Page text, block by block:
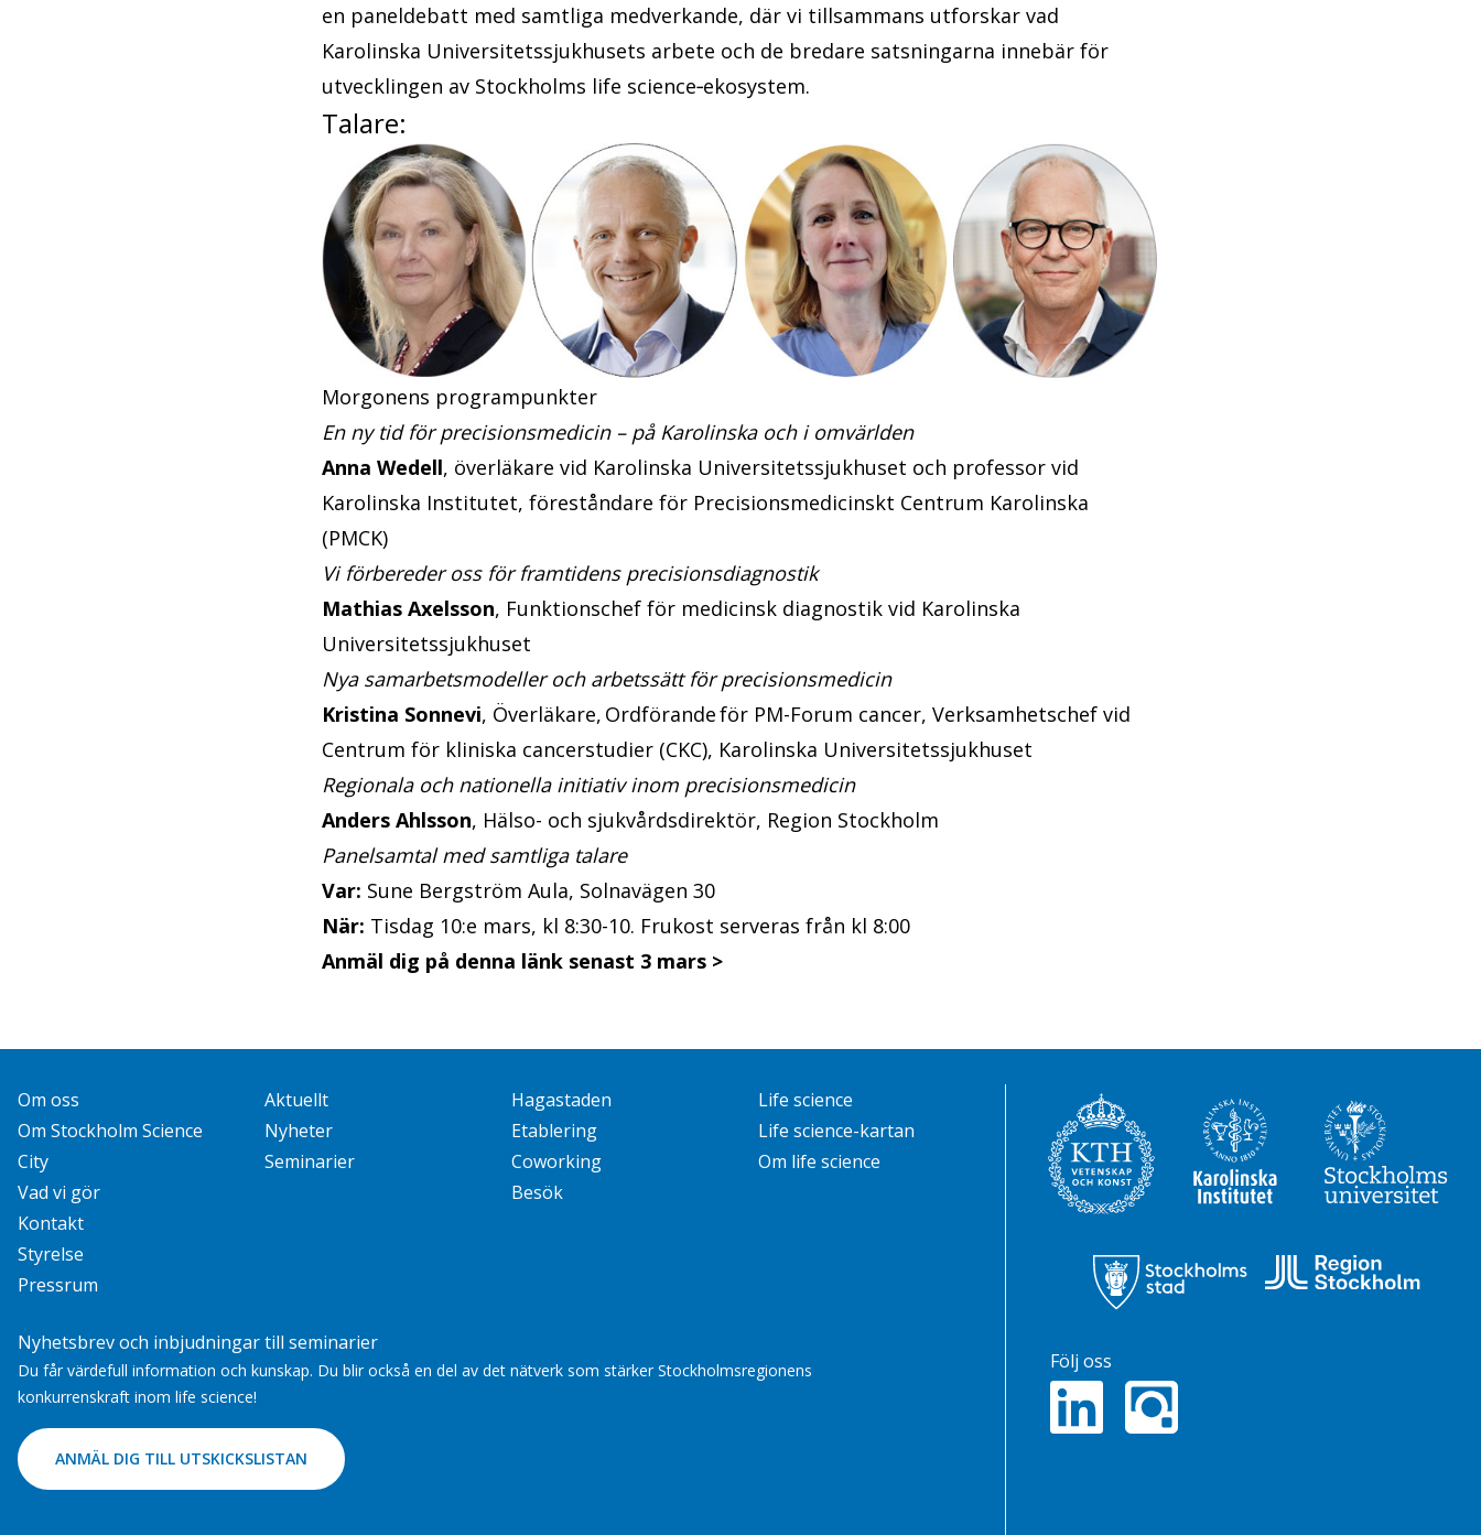
en paneldebatt med samtliga medverkande, där vi tillsammans utforskar vad
Karolinska Universitetssjukhusets arbete och de bredare satsningarna innebär för
utvecklingen av Stockholms life science‑ekosystem.
Talare:
Morgonens programpunkter
En ny tid för precisionsmedicin – på Karolinska och i omvärlden
Anna Wedell, överläkare vid Karolinska Universitetssjukhuset och professor vid
Karolinska Institutet, föreståndare för Precisionsmedicinskt Centrum Karolinska
(PMCK)
Vi förbereder oss för framtidens precisionsdiagnostik
Mathias Axelsson, Funktionschef för medicinsk diagnostik vid Karolinska
Universitetssjukhuset
Nya samarbetsmodeller och arbetssätt för precisionsmedicin
Kristina Sonnevi, Överläkare, Ordförande för PM-Forum cancer, Verksamhetschef vid
Centrum för kliniska cancerstudier (CKC), Karolinska Universitetssjukhuset
Regionala och nationella initiativ inom precisionsmedicin
Anders Ahlsson, Hälso- och sjukvårdsdirektör, Region Stockholm
Panelsamtal med samtliga talare
Var: Sune Bergström Aula, Solnavägen 30
När: Tisdag 10:e mars, kl 8:30-10. Frukost serveras från kl 8:00
Anmäl dig på denna länk senast 3 mars >
Om oss
Om Stockholm Science
City
Vad vi gör
Kontakt
Styrelse
Pressrum
Aktuellt
Nyheter
Seminarier
Hagastaden
Etablering
Coworking
Besök
Life science
Life science-kartan
Om life science
Nyhetsbrev och inbjudningar till seminarier
Du får värdefull information och kunskap. Du blir också en del av det nätverk som stärker Stockholmsregionens
konkurrenskraft inom life science!
ANMÄL DIG TILL UTSKICKSLISTAN
Följ oss